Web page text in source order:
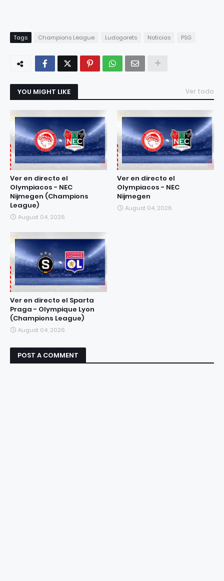
Tags Champions League Ludogorets Noticias PSG
YOU MIGHT LIKE Ver todo
Ver en directo el
Olympiacos - NEC
Nijmegen (Champions
League)
August 04, 2026
Ver en directo el
Olympiacos - NEC
Nijmegen
August 04, 2026
Ver en directo el Sparta
Praga - Olympique Lyon
(Champions League)
August 04, 2026
POST A COMMENT